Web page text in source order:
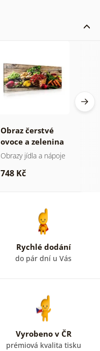
Obraz čerstvé
ovoce a zelenina
Obrazy jídla a nápoje
748 Kč
Rychlé dodání
do pár dní u Vás
Vyrobeno v ČR
prémiová kvalita tisku